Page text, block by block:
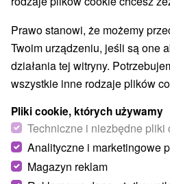
Region turystyczny
Západné Slovensko, Záhorie,
Malé Karpaty, Záhorská nížina,
Prawo stanowi, że możemy
Twoim urządzeniu, jeśli są one
działania tej witryny.
wszystkie inne rodzaje plików
Pliki cookie, których używamy
Techniczne i niezbędne pliki
Analityczne i marketingowe
Magazyn reklam